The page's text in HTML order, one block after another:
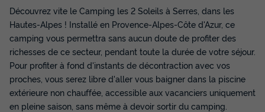
Nature - 2 chambres (sans sanitaire)
Annulation gratuite
Surface
37m²
Adultes
5
Chambres
2
Terrasse couverte
Cafetière
Congélateur
Réfrigérateur
+ 3
Découvrez vite le Camping les 2 Soleils à Serres, dans les
Hautes-Alpes ! Installé en Provence-Alpes-Côte d'Azur, ce
camping vous permettra sans aucun doute de profiter des
richesses de ce secteur, pendant toute la durée de votre séjour.
Pour profiter à fond d'instants de décontraction avec vos
proches, vous serez libre d'aller vous baigner dans la piscine
extérieure non chauffée, accessible aux vacanciers uniquement
en pleine saison, sans même à devoir sortir du camping.